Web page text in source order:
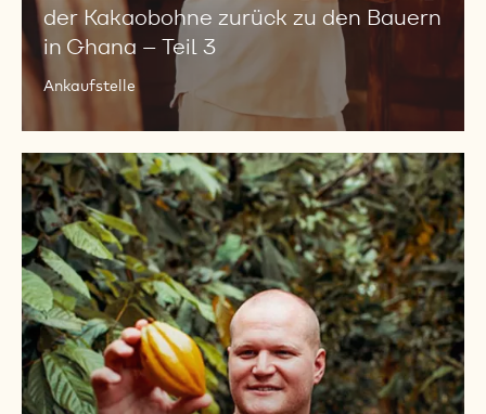
der Kakaobohne zurück zu den Bauern
in Ghana – Teil 3
Ankaufstelle
3
Håkan
und
Kirsten
verfolgen
den
Weg
der
Kakaobohne
zurück
zu